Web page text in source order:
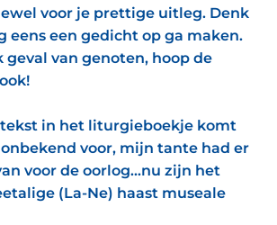
voor je prettige uitleg. Denk
eens een gedicht op ga maken.
geval van genoten, hoop de
tekst in het liturgieboekje komt
voor, mijn tante had er
voor de oorlog...nu zijn het
(La-Ne) haast museale